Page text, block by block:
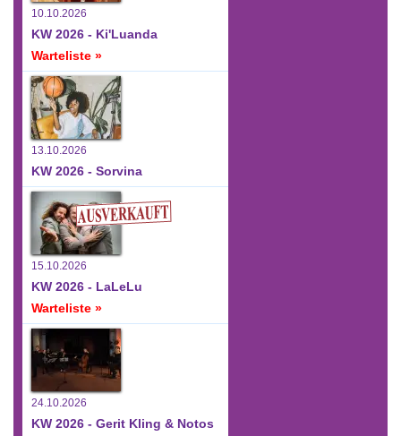
10.10.2026
KW 2026 - Ki'Luanda
Warteliste »
13.10.2026
KW 2026 - Sorvina
15.10.2026
KW 2026 - LaLeLu
Warteliste »
24.10.2026
KW 2026 - Gerit Kling & Notos